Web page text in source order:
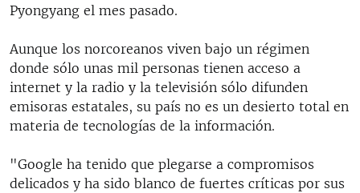
Pyongyang el mes pasado.
Aunque los norcoreanos viven bajo un régimen
donde sólo unas mil personas tienen acceso a
internet y la radio y la televisión sólo difunden
emisoras estatales, su país no es un desierto total en
materia de tecnologías de la información.
"Google ha tenido que plegarse a compromisos
delicados y ha sido blanco de fuertes críticas por sus